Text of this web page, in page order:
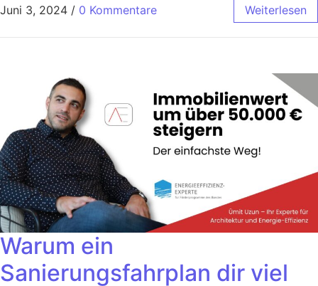
Juni 3, 2024 / 0 Kommentare Weiterlesen
Warum ein
Sanierungsfahrplan dir viel